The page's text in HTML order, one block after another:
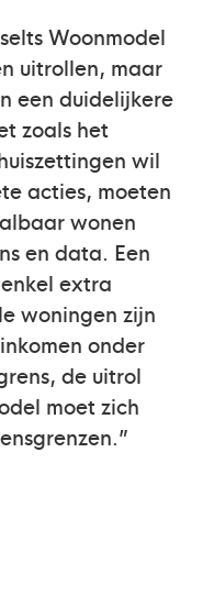
Woonmodel
uitrollen, maar
een duidelijkere
zoals het
wil
acties, moeten
wonen
en data. Een
extra
woningen zijn
onder
de uitrol
moet zich